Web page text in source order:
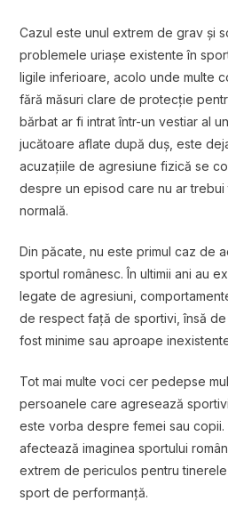
Cazul este unul extrem de grav și
problemele uriașe existente în
ligile inferioare, acolo unde multe
fără măsuri clare de protecție
bărbat ar fi intrat într-un vestiar al
jucătoare aflate după duș, este
acuzațiile de agresiune fizică se
despre un episod care nu ar
normală.
Din păcate, nu este primul caz de
sportul românesc. În ultimii ani au
legate de agresiuni,
de respect față de sportivi, însă de
fost minime sau aproape
Tot mai multe voci cer pedepse
persoanele care agresează
este vorba despre femei sau
afectează imaginea sportului
extrem de periculos pentru
sport de performanță.